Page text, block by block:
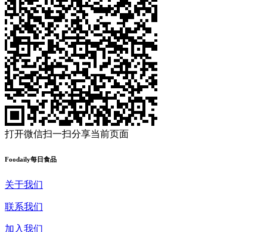
打开微信扫一扫分享当前页面
Foodaily每日食品
关于我们
联系我们
加入我们